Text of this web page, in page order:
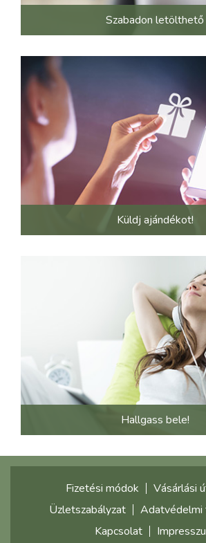
Szabadon letölthető
Küldj ajándékot!
Hallgass bele!
Fizetési módok
Vásárlási
Üzletszabályzat
Kapcsolat